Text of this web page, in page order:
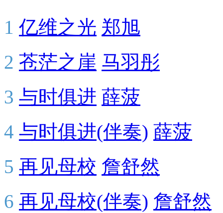
1 亿维之光 郑旭
2 苍茫之崖 马羽彤
3 与时俱进 薛菠
4 与时俱进(伴奏) 薛菠
5 再见母校 詹舒然
6 再见母校(伴奏) 詹舒然